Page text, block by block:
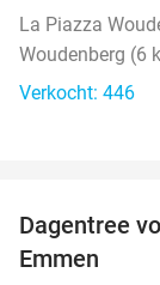
La Piazza
Woudenberg (6
Verkocht: 446
Dagentree
Emmen